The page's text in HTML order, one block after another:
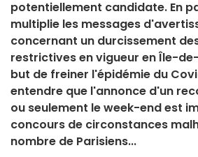
potentiellement candidate. En
multiplie les messages
concernant un durcissement
restrictives en vigueur en Île-
but de freiner l'épidémie du
entendre que l'annonce d'un
ou seulement le week-end est
concours de circonstances
nombre de Parisiens...